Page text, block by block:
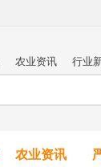
农业资讯 行业
农业资讯